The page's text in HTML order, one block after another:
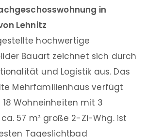
in
Lehnitz
hochwertige
Bauart zeichnet sich durch
und Logistik aus. Das
Mehrfamilienhaus verfügt
Wohneinheiten mit 3
57 m² große 2-Zi-Whg. ist
Tageslichtbad